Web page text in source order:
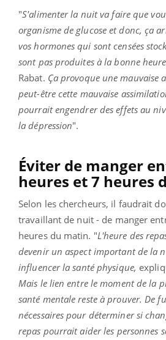
"S'alimenter la nuit va faire que
organisme de glucose et donc, ça
vos hormones qui sont censées
sont pas produites à la bonne heure
Rabat. Ça provoque une mauvaise
peut-être cette mauvaise
pourrait engendrer des effets au
la dépression".
Éviter de manger
heures et 7 heures
Selon les chercheurs, il faudrait
travaillant de nuit - de manger
heures du matin. "L'heure des
devenir un aspect important de la
influencer la santé physique,
Mais le lien entre le moment de la
santé mentale reste à prouver. De
nécessaires pour déterminer si
repas pourrait aider les personnes